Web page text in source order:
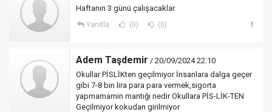
Haftanın 3 günü çalışacaklar
Yanıtla (0) (0)
Adem Taşdemir / 20/09/2024 22:10
Okullar PİSLİKten geçilmiyor İnsanlara dalga geçer
gibi 7-8 bin lira para para vermek,sigorta
yapmamamin mantığı nedir Okullara PİS-LİK-TEN
Geçilmiyor kokudan girilmiyor